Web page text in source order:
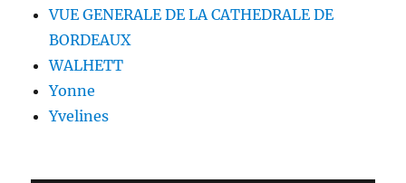
VUE GENERALE DE LA CATHEDRALE DE
BORDEAUX
WALHETT
Yonne
Yvelines